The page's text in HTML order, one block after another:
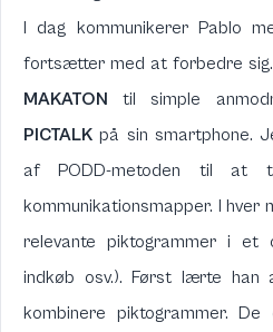
I dag kommunikerer Pablo
fortsætter med at forbedre
MAKATON til simple
PICTALK på sin smartphone.
afPODD-metoden til at
kommunikationsmapper. I hver
relevante piktogrammer i et
indkøb osv.). Først lærte
kombinere piktogrammer.